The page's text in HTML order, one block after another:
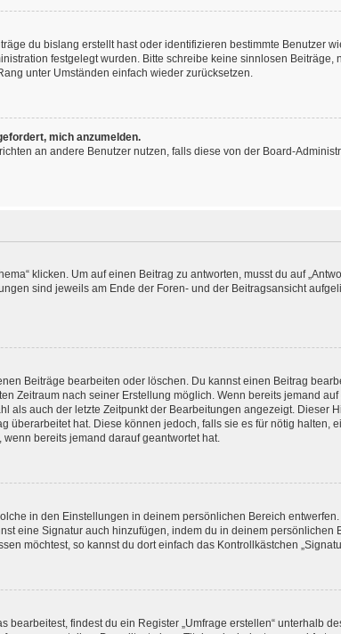
du bislang erstellt hast oder identifizieren bestimmte Benutzer
festgelegt wurden. Bitte schreibe keine sinnlosen
unter Umständen einfach wieder zurücksetzen.
mich anzumelden.
an andere Benutzer nutzen, falls diese von der Board-
klicken. Um auf einen Beitrag zu antworten, musst du auf
sind jeweils am Ende der Foren- und der Beitragsansicht
Beiträge bearbeiten oder löschen. Du kannst einen Beitrag
Zeitraum nach seiner Erstellung möglich. Wenn bereits jemand
als auch der letzte Zeitpunkt der Bearbeitungen angezeigt. Dieser
überarbeitet hat. Diese können jedoch, falls sie es für nötig halten,
bereits jemand darauf geantwortet hat.
in den Einstellungen in deinem persönlichen Bereich
eine Signatur auch hinzufügen, indem du in deinem
möchtest, so kannst du dort einfach das Kontrollkästchen
findest du ein Register „Umfrage erstellen“ unterhalb